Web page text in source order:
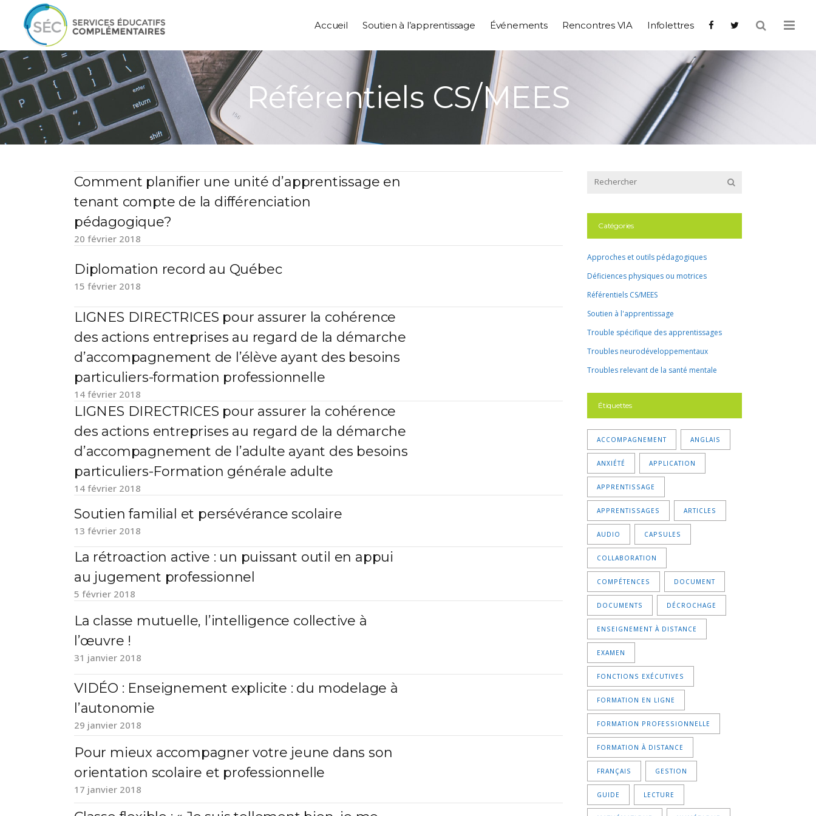
Accueil Soutien à l’apprentissage Événements Rencontres VIA Infolettres
Référentiels CS/MEES
Comment planifier une unité d’apprentissage en
tenant compte de la différenciation
pédagogique?
20 février 2018
Diplomation record au Québec
15 février 2018
LIGNES DIRECTRICES pour assurer la cohérence
des actions entreprises au regard de la démarche
d’accompagnement de l’élève ayant des besoins
particuliers-formation professionnelle
14 février 2018
LIGNES DIRECTRICES pour assurer la cohérence
des actions entreprises au regard de la démarche
d’accompagnement de l’adulte ayant des besoins
particuliers-Formation générale adulte
14 février 2018
Soutien familial et persévérance scolaire
13 février 2018
La rétroaction active : un puissant outil en appui
au jugement professionnel
5 février 2018
La classe mutuelle, l’intelligence collective à
l’œuvre !
31 janvier 2018
VIDÉO : Enseignement explicite : du modelage à
l’autonomie
29 janvier 2018
Pour mieux accompagner votre jeune dans son
orientation scolaire et professionnelle
17 janvier 2018
Catégories
Approches et outils pédagogiques
Déficiences physiques ou motrices
Référentiels CS/MEES
Soutien à l'apprentissage
Trouble spécifique des apprentissages
Troubles neurodéveloppementaux
Troubles relevant de la santé mentale
Étiquettes
ACCOMPAGNEMENT ANGLAIS
ANXIÉTÉ APPLICATION
APPRENTISSAGE
APPRENTISSAGES ARTICLES
AUDIO CAPSULES
COLLABORATION
COMPÉTENCES DOCUMENT
DOCUMENTS DÉCROCHAGE
ENSEIGNEMENT À DISTANCE
EXAMEN
FONCTIONS EXÉCUTIVES
FORMATION EN LIGNE
FORMATION PROFESSIONNELLE
FORMATION À DISTANCE
FRANÇAIS GESTION
GUIDE LECTURE